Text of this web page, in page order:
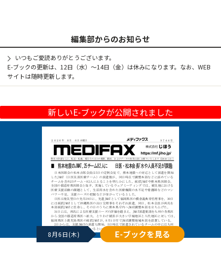
編集部からのお知らせ
いつもご愛読ありがとうございます。
E-ブックの更新は、12日（水）～14日（金）は休みになります。なお、WEB
サイトは随時更新します。
新しいE-ブックが公開されました
8月6日(木) E-ブックを見る